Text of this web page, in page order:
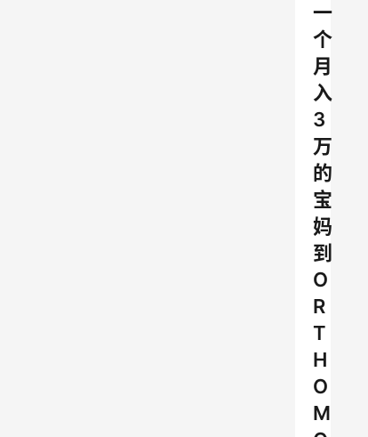
一
个
月
入
3
万
的
宝
妈
到
O
R
T
H
O
M